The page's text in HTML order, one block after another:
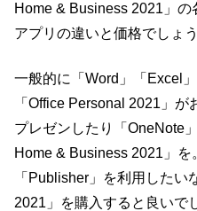
Home & Business 2021」
アプリの違いと価格でしょう
一般的に「Word」「Excel
「Office Personal 2021」
プレゼンしたり「OneNote
Home & Business 2021」
「Publisher」を利用したい
2021」を購入すると良いで